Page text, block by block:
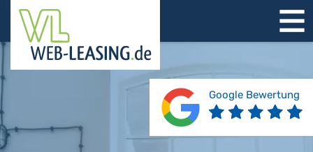
STARTSEITE
ÜBER UNS
PRODUKTE
REFERENZEN
BERATUNG
JOBS
KONTAKT
Google Bewertung